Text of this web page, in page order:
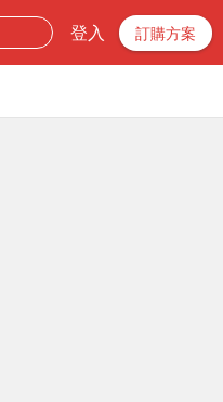
登入 訂購方案